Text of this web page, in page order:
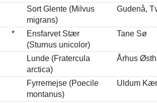
Sort Glente (Milvus
migrans)
Gudenå,
*
Ensfarvet Stær
(Sturnus unicolor)
Tane Sø
Lunde (Fratercula
arctica)
Århus
Fyrremejse (Poecile
montanus)
Uldum Kær